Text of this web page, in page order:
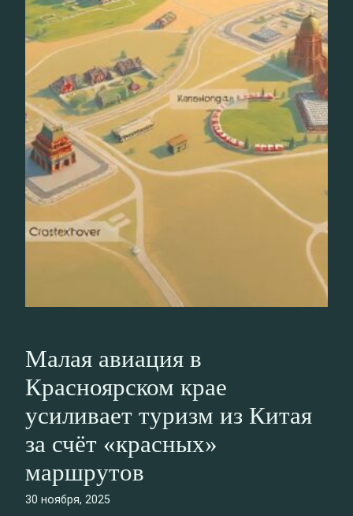
Малая авиация в
Красноярском крае
усиливает туризм из Китая
за счёт «красных»
маршрутов
30 ноября, 2025